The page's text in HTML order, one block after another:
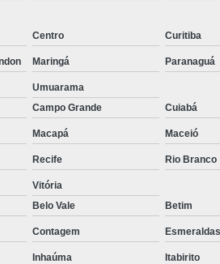
de Frotas
Rastreamento Frota Gps
Empresa de Rastreamento de Carros
Empresa de Rastreamento
Veicular Belo Horizonte
Veicular Minas Gerais
de Rastreamento Veicular
Rastreamento
Rastreamento e Monitoramento Veicular
de Fadiga
Detector de Fadiga do
Centro Curitiba
Maringá Paranaguá
Umuarama
Campo Grande Cuiabá
Macapá Maceió
Recife Rio Branco
Vitória
Belo Vale Betim
Contagem Esmeraldas
Inhaúma Itabirito